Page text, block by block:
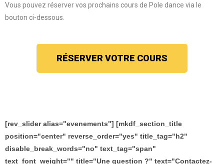
Vous pouvez réserver vos prochains cours de Pole dance via le
bouton ci-dessous.
RÉSERVER VOTRE COURS
[rev_slider alias="evenements"] [mkdf_section_title
position="center" reverse_order="yes" title_tag="h2"
disable_break_words="no" text_tag="span"
text_font_weight="" title="Une question ?" text="Contactez-